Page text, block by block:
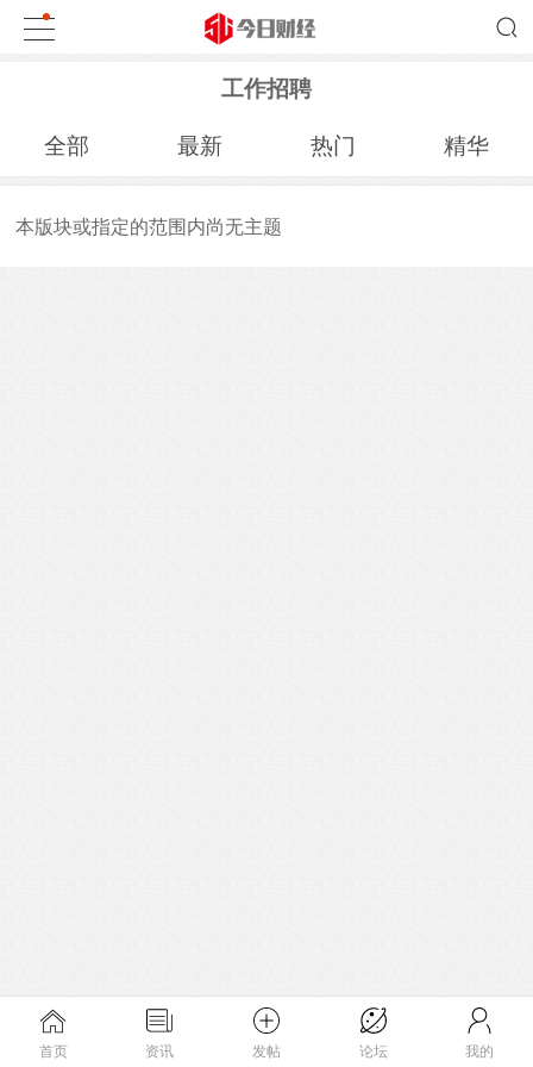
工作招聘
全部 最新 热门 精华
本版块或指定的范围内尚无主题
首页 资讯 发帖 论坛 我的